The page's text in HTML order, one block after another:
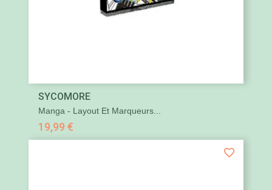
SYCOMORE
Manga - Layout Et Marqueurs...
19,99 €